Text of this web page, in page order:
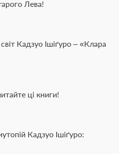
Лева!
Кадзуо Ішіґуро – «Клара
ці книги!
Кадзуо Ішіґуро: